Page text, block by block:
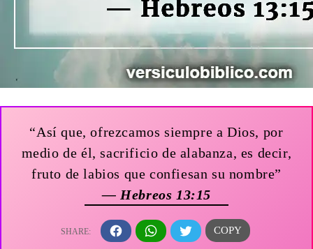
“Así que, ofrezcamos siempre a Dios, por
medio de él, sacrificio de alabanza, es decir,
fruto de labios que confiesan su nombre”
— Hebreos 13:15